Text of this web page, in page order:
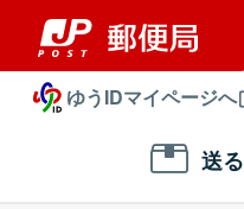
ゆうIDマイページへ
送る